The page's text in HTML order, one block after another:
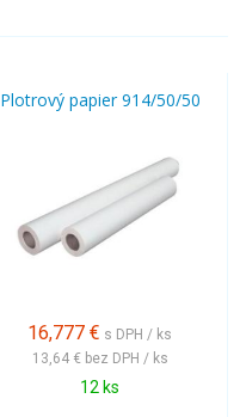
Plotrový papier 914/50/50
16,777 € s DPH / ks
13,64 € bez DPH / ks
12 ks